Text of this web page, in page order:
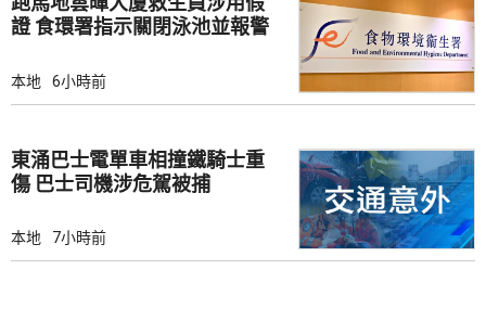
證 食環署指示關閉泳池並報警
本地 6小時前
東涌巴士電單車相撞鐵騎士重
傷 巴士司機涉危駕被捕
本地 7小時前